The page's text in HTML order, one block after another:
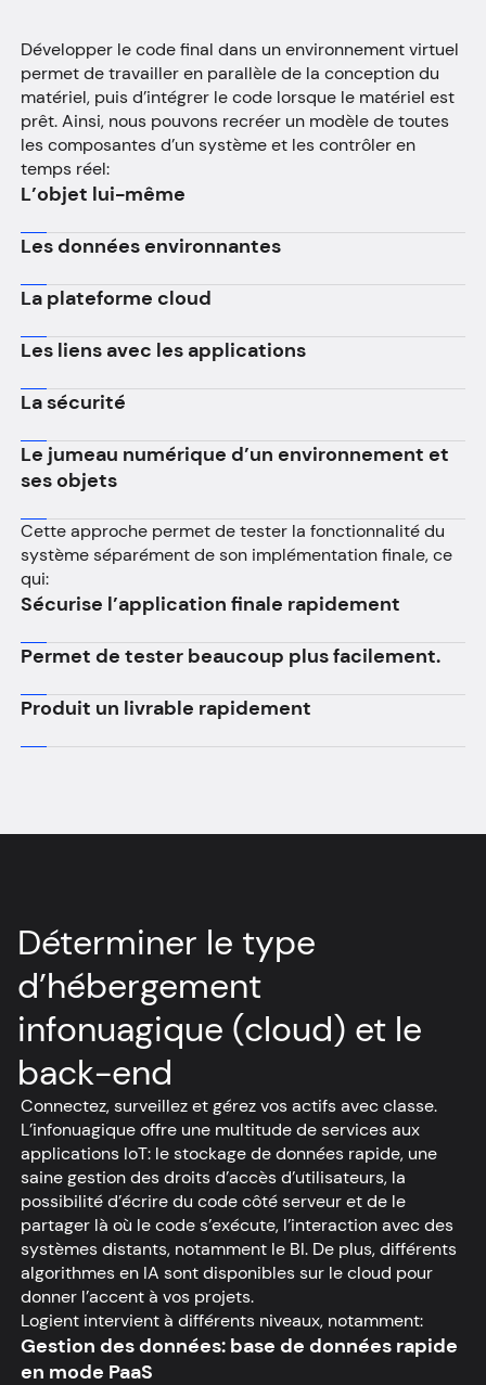
Développer le code final dans un environnement virtuel
permet de travailler en parallèle de la conception du
matériel, puis d’intégrer le code lorsque le matériel est
prêt. Ainsi, nous pouvons recréer un modèle de toutes
les composantes d’un système et les contrôler en
temps réel:
L’objet lui-même
Les données environnantes
La plateforme cloud
Les liens avec les applications
La sécurité
Le jumeau numérique d’un environnement et
ses objets
Cette approche permet de tester la fonctionnalité du
système séparément de son implémentation finale, ce
qui:
Sécurise l’application finale rapidement
Permet de tester beaucoup plus facilement.
Produit un livrable rapidement
Déterminer le type
d’hébergement
infonuagique (cloud) et le
back-end
Connectez, surveillez et gérez vos actifs avec classe.
L’infonuagique offre une multitude de services aux
applications IoT: le stockage de données rapide, une
saine gestion des droits d’accès d’utilisateurs, la
possibilité d’écrire du code côté serveur et de le
partager là où le code s’exécute, l’interaction avec des
systèmes distants, notamment le BI. De plus, différents
algorithmes en IA sont disponibles sur le cloud pour
donner l’accent à vos projets.
Logient intervient à différents niveaux, notamment:
Gestion des données: base de données rapide
en mode PaaS